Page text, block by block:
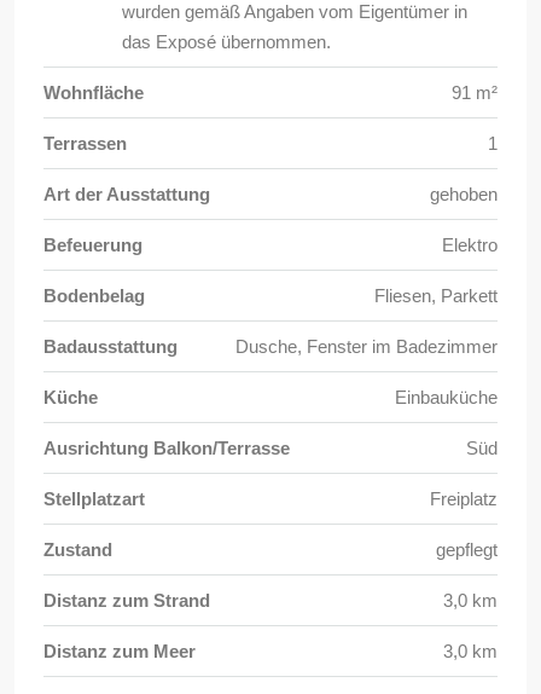
wurden gemäß Angaben vom Eigentümer in
das Exposé übernommen.
Wohnfläche 91 m²
Terrassen 1
Art der Ausstattung gehoben
Befeuerung Elektro
Bodenbelag Fliesen, Parkett
Badausstattung Dusche, Fenster im Badezimmer
Küche Einbauküche
Ausrichtung Balkon/Terrasse Süd
Stellplatzart Freiplatz
Zustand gepflegt
Distanz zum Strand 3,0 km
Distanz zum Meer 3,0 km